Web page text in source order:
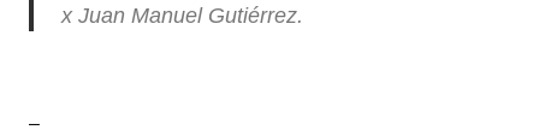
x Juan Manuel Gutiérrez.
–